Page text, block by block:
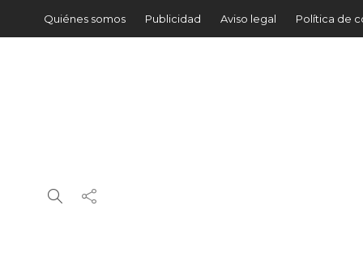
Quiénes somos Publicidad Aviso legal Política de